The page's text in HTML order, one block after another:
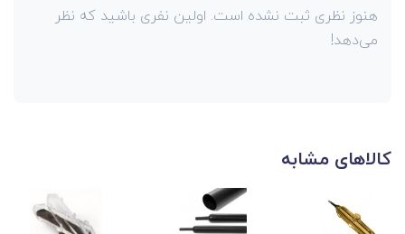
هنوز نظری ثبت نشده است. اولین نفری باشید که نظر
می‌دهد!
کالاهای مشابه